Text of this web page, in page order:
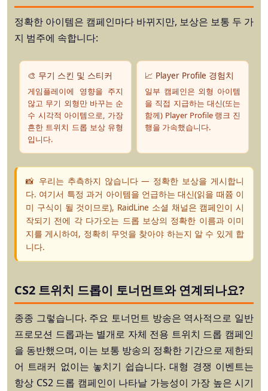
정확한 아이템은 캠페인마다 바뀌지만, 보상은 보통 두 가
지 범주에 속합니다:
🎨 무기 스킨 및 스티커
게임플레이에 영향을 주지
않고 무기 외형만 바꾸는 순
수 시각적 아이템으로, 가장
흔한 트위치 드롭 보상 유형
입니다.
📈 Player Profile 경험치
일부 캠페인은 외형 아이템
을 직접 지급하는 대신(또는
함께) Player Profile 랭크 진
행을 가속했습니다.
📸 우리는 추측하지 않습니다 — 정확한 보상을 게시합니
다. 여기서 특정 과거 아이템을 언급하는 대신(읽을 때쯈 이
미 구식이 될 것이므로), RaidLine 소셜 채널은 캠페인이 시
작되기 전에 각 다가오는 드롭 보상의 정확한 이름과 이미
지를 게시하여, 정확히 무엇을 찾아야 하는지 알 수 있게 합
니다.
CS2 트위치 드롭이 토너먼트와 연계되나요?
종종 그렇습니다. 주요 토너먼트 방송은 역사적으로 일반
프로모션 드롭과는 별개로 자체 전용 트위치 드롭 캠페인
을 동반했으며, 이는 보통 방송의 정확한 기간으로 제한되
어 트래커 없이는 놓치기 쉽습니다. 대형 경쟁 이벤트는
항상 CS2 드롭 캠페인이 나타날 가능성이 가장 높은 시기